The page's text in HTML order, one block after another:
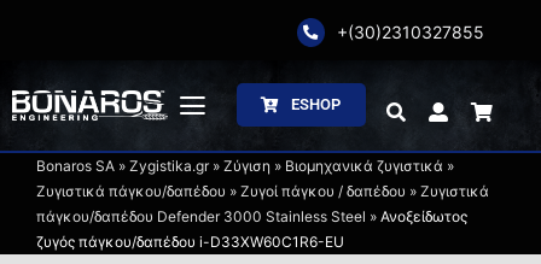
content
+(30)2310327855
Toggle
Navigation
Αρχική
Η Εταιρία
ESHOP
Bonaros SA» Zygistika.gr» Ζύγιση » Βιομηχανικά ζυγιστικά »
Ζυγιστικά πάγκου/δαπέδου » Ζυγοί πάγκου / δαπέδου » Ζυγιστικά
πάγκου/δαπέδου Defender 3000 Stainless Steel » Ανοξείδωτος
ζυγός πάγκου/δαπέδου i-D33XW60C1R6-EU